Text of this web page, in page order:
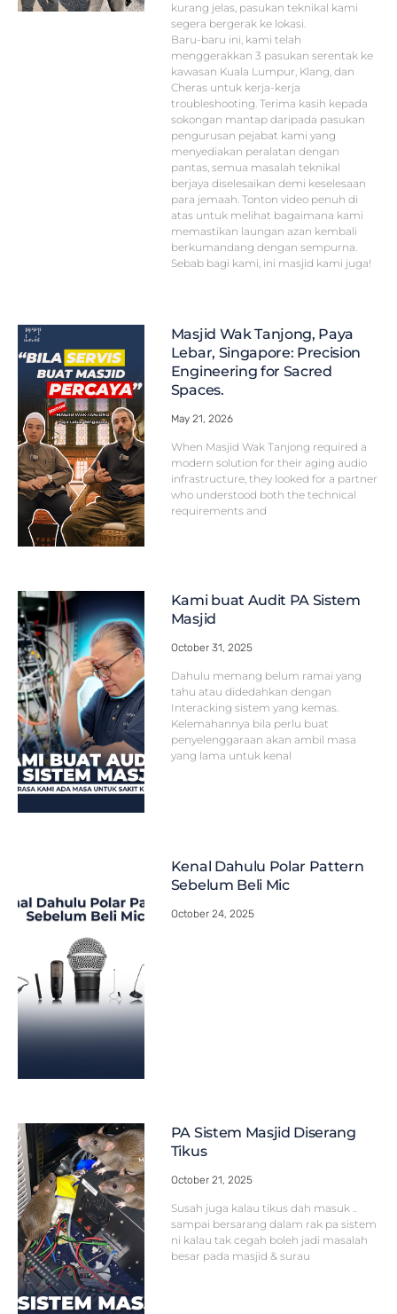
kurang jelas, pasukan teknikal kami
segera bergerak ke lokasi.
Baru-baru ini, kami telah
menggerakkan 3 pasukan serentak ke
kawasan Kuala Lumpur, Klang, dan
Cheras untuk kerja-kerja
troubleshooting. Terima kasih kepada
sokongan mantap daripada pasukan
pengurusan pejabat kami yang
menyediakan peralatan dengan
pantas, semua masalah teknikal
berjaya diselesaikan demi keselesaan
para jemaah. Tonton video penuh di
atas untuk melihat bagaimana kami
memastikan laungan azan kembali
berkumandang dengan sempurna.
Sebab bagi kami, ini masjid kami juga!
Masjid Wak Tanjong, Paya
Lebar, Singapore: Precision
Engineering for Sacred
Spaces.
May 21, 2026
When Masjid Wak Tanjong required a
modern solution for their aging audio
infrastructure, they looked for a partner
who understood both the technical
requirements and
Kami buat Audit PA Sistem
Masjid
October 31, 2025
Dahulu memang belum ramai yang
tahu atau didedahkan dengan
Interacking sistem yang kemas.
Kelemahannya bila perlu buat
penyelenggaraan akan ambil masa
yang lama untuk kenal
Kenal Dahulu Polar Pattern
Sebelum Beli Mic
October 24, 2025
PA Sistem Masjid Diserang
Tikus
October 21, 2025
Susah juga kalau tikus dah masuk ..
sampai bersarang dalam rak pa sistem
ni kalau tak cegah boleh jadi masalah
besar pada masjid & surau